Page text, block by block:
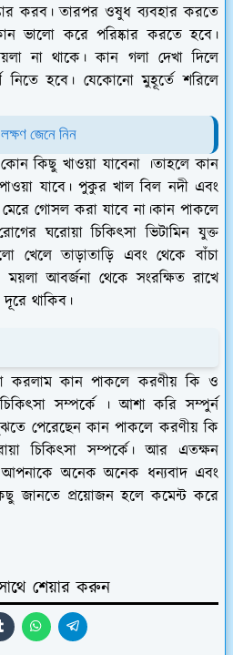
করব। তারপর ওষুধ ব্যবহার করতে
ভালো করে পরিষ্কার করতে হবে।
না থাকে। কান গলা দেখা দিলে
নিতে হবে। যেকোনো মুহূর্তে শরিলে
লক্ষণ জেনে নিন
কোন কিছু খাওয়া যাবেনা ।তাহলে কান
যাবে। পুকুর খাল বিল নদী এবং
গোসল করা যাবে না।কান পাকলে
ঘরোয়া চিকিৎসা ভিটামিন যুক্ত
খেলে তাড়াতাড়ি এবং থেকে বাঁচা
আবর্জনা থেকে সংরক্ষিত রাখে
দূরে থাকিব।
করলাম কান পাকলে করণীয় কি ও
সম্পর্কে । আশা করি সম্পুর্ন
পেরেছেন কান পাকলে করণীয় কি
চিকিৎসা সম্পর্কে। আর এতক্ষন
আপনাকে অনেক অনেক ধন্যবাদ এবং
জানতে প্রয়োজন হলে কমেন্ট করে
শেয়ার করুন